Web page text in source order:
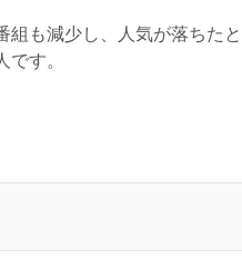
組も減少し、人気が落ちた
す。